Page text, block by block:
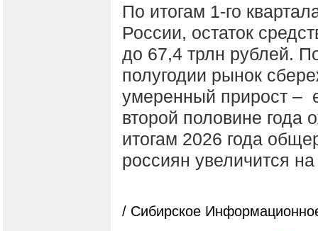
По итогам 1-го
России, остаток
до 67,4 трлн рублей.
полугодии рынок
умеренный прирост –
второй половине года
итогам 2026 года
россиян увеличится
/ Сибирское